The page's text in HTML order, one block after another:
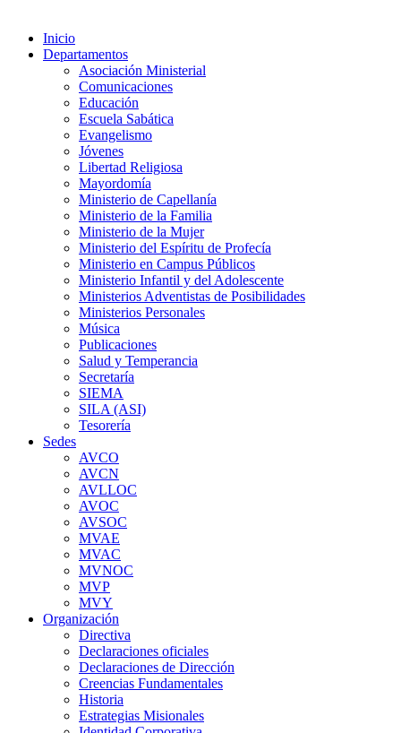
Inicio
Departamentos
Asociación Ministerial
Comunicaciones
Educación
Escuela Sabática
Evangelismo
Jóvenes
Libertad Religiosa
Mayordomía
Ministerio de Capellanía
Ministerio de la Familia
Ministerio de la Mujer
Ministerio del Espíritu de Profecía
Ministerio en Campus Públicos
Ministerio Infantil y del Adolescente
Ministerios Adventistas de Posibilidades
Ministerios Personales
Música
Publicaciones
Salud y Temperancia
Secretaría
SIEMA
SILA (ASI)
Tesorería
Sedes
AVCO
AVCN
AVLLOC
AVOC
AVSOC
MVAE
MVAC
MVNOC
MVP
MVY
Organización
Directiva
Declaraciones oficiales
Declaraciones de Dirección
Creencias Fundamentales
Historia
Estrategias Misionales